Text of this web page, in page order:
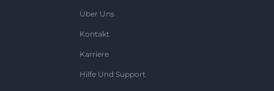
Über Uns
Kontakt
Karriere
Hilfe Und Support